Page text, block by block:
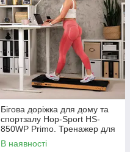
Бігова доріжка для дому та
спортзалу Hop-Sport HS-
850WP Primo. Тренажер для
бігу. Переносна бігова
доріжка
В наявності